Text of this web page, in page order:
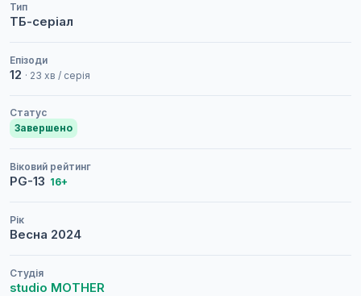
Тип
ТБ-серіал
Епізоди
12 · 23 хв / серія
Статус
Завершено
Віковий рейтинг
PG-13 16+
Рік
Весна 2024
Студія
studio MOTHER